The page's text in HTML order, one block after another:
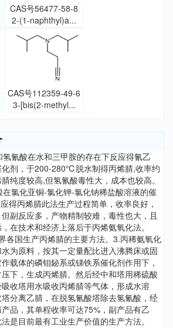
CAS号56477-58-8
2-(1-naphthyl)a...
CAS号112359-49-6
3-[bis(2-methyl...
氰酸在水和三甲胺的存在下反应得氰乙
剂，于200-280℃脱水制得丙烯腈,收率约
纯度较高,但氢氰酸毒性大，成本也较高。
氯化亚铜-氯化钾-氯化钠稀盐酸溶液的催
丙烯腈此法生产过程简单，收率良好，
副反应多，产物精制较难，毒性也大，且
在技术和经济上落后于丙烯氨氧化法。
各国生产丙烯腈的主要方法。3.丙稀氨氧化
为原料，按其一定量配比进入沸腾床或固
载体的磷钼鉍系或锑铁系催化剂作用下，
下，生成丙烯腈。然后经中和塔用稀硫酸
收塔用水吸收丙烯腈等气体，形成水溶
分离乙腈，在脱氢氰酸塔除去氢氰酸，经
品，其单程收率可达75%，副产品有乙
是目前最有工业生产价值的生产方法。